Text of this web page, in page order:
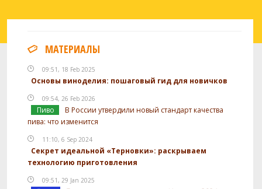
МАТЕРИАЛЫ
09:51, 18 Feb 2025
Основы виноделия: пошаговый гид для новичков
09:54, 26 Feb 2026
Пиво
В России утвердили новый стандарт качества
пива: что изменится
11:10, 6 Sep 2024
Секрет идеальной «Терновки»: раскрываем
технологию приготовления
09:51, 29 Jan 2025